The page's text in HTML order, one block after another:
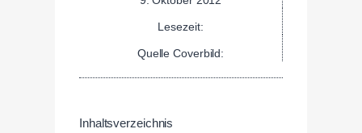
Lesezeit:
Quelle Coverbild:
Inhaltsverzeichnis